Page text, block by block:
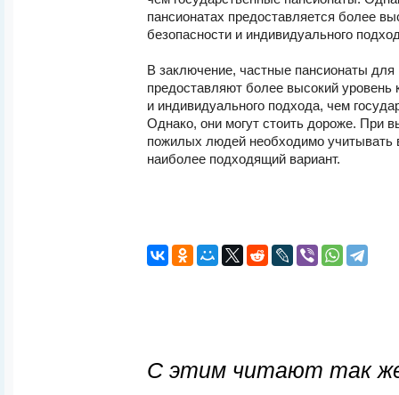
пансионатах предоставляется более
безопасности и индивидуального
В заключение, частные пансионаты
предоставляют более высокий уровень
и индивидуального подхода, чем
Однако, они могут стоить дороже. При
пожилых людей необходимо учитывать
наиболее подходящий вариант.
С этим читают так